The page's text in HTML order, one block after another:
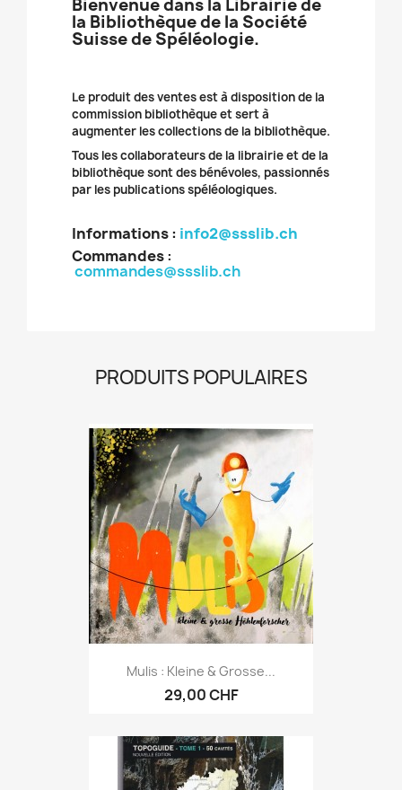
Bienvenue dans la Librairie de
la Bibliothèque de la Société
Suisse de Spéléologie.
Le produit des ventes est à disposition de la
commission bibliothèque et sert à
augmenter les collections de la bibliothèque.
Tous les collaborateurs de la librairie et de la
bibliothèque sont des bénévoles, passionnés
par les publications spéléologiques.
Informations : info2@ssslib.ch
Commandes:
commandes@ssslib.ch
PRODUITS POPULAIRES
Mulis : Kleine & Grosse...
29,00 CHF